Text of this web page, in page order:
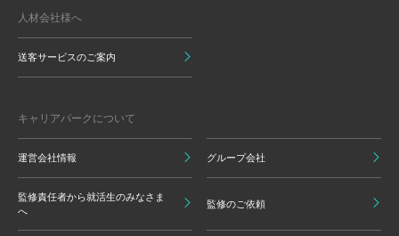
人材会社様へ
送客サービスのご案内
キャリアパークについて
運営会社情報 グループ会社
監修責任者から就活生のみなさま
へ
監修のご依頼